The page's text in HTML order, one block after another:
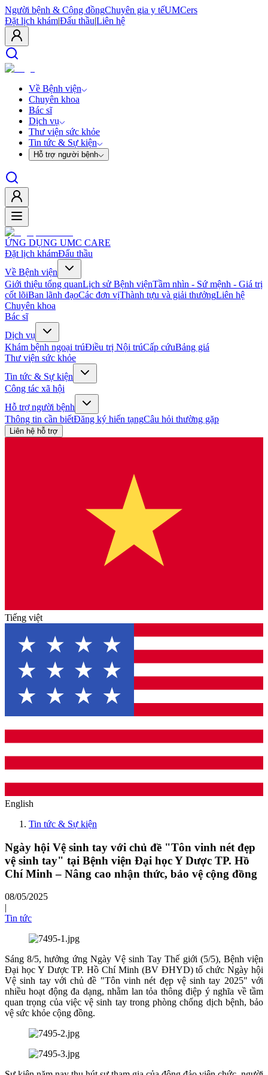
Người bệnh & Cộng đồngChuyên gia y tếUMCers
Đặt lịch khám|Đấu thầu|Liên hệ
Về Bệnh viện
Chuyên khoa
Bác sĩ
Dịch vụ
Thư viện sức khỏe
Tin tức & Sự kiện
Hỗ trợ người bệnh
ỨNG DỤNG UMC CARE
Đặt lịch khámĐấu thầu
Về Bệnh viện
Giới thiệu tổng quanLịch sử Bệnh việnTầm nhìn - Sứ mệnh - Giá trị
cốt lõiBan lãnh đạoCác đơn vịThành tựu và giải thưởngLiên hệ
Chuyên khoa
Bác sĩ
Dịch vụ
Khám bệnh ngoại trúĐiều trị Nội trúCấp cứuBảng giá
Thư viện sức khỏe
Tin tức & Sự kiện
Công tác xã hội
Hỗ trợ người bệnh
Thông tin cần biếtĐăng ký hiến tạngCâu hỏi thường gặp
Liên hệ hỗ trợ
Tiếng việt
English
Tin tức & Sự kiện
Ngày hội Vệ sinh tay với chủ đề "Tôn vinh nét đẹp
vệ sinh tay" tại Bệnh viện Đại học Y Dược TP. Hồ
Chí Minh – Nâng cao nhận thức, bảo vệ cộng đồng
08/05/2025
|
Tin tức
Sáng 8/5, hưởng ứng Ngày Vệ sinh Tay Thế giới (5/5), Bệnh viện
Đại học Y Dược TP. Hồ Chí Minh (BV ĐHYD) tổ chức Ngày hội
Vệ sinh tay với chủ đề "Tôn vinh nét đẹp vệ sinh tay 2025" với
nhiều hoạt động đa dạng, nhằm lan tỏa thông điệp ý nghĩa về tầm
quan trọng của việc vệ sinh tay trong phòng chống dịch bệnh, bảo
vệ sức khỏe cộng đồng.